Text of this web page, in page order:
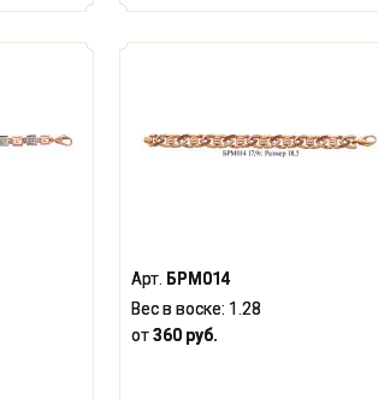
Арт. БРМ014
Вес в воске: 1.28
от360 руб.